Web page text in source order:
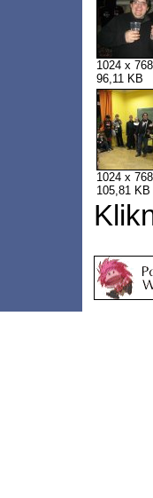
1024 x 768
96,11 KB
1024 x 768
105,81 KB